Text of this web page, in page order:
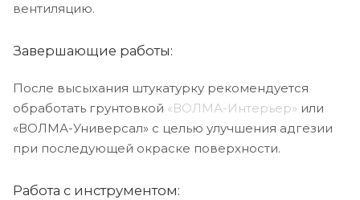
вентиляцию.
Завершающие работы:
После высыхания штукатурку рекомендуется
обработать грунтовкой «ВОЛМА-Интерьер» или
«ВОЛМА-Универсал» с целью улучшения адгезии
при последующей окраске поверхности.
Работа с инструментом: